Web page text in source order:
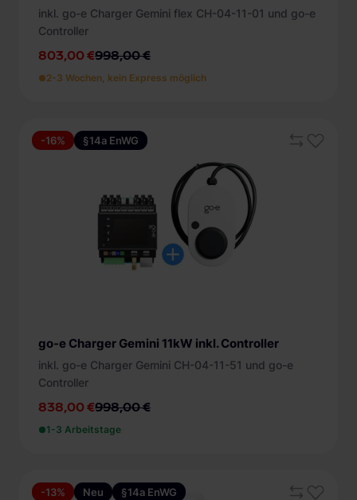
inkl. go-e Charger Gemini flex CH-04-11-01 und go-e
Controller
803,00 €998,00 €
2-3 Wochen, kein Express möglich
-16% §14a EnWG
go-e Charger Gemini 11kW inkl. Controller
inkl. go-e Charger Gemini CH-04-11-51 und go-e
Controller
838,00 €998,00 €
1-3 Arbeitstage
-13% Neu §14a EnWG